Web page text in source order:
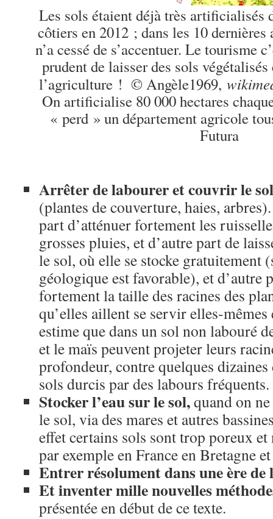
Les sols étaient déjà très artificialisés
côtiers en 2012 ; dans les 10 dernières
n’a cessé de s’accentuer. Le tourisme
prudent de laisser des sols
l’agriculture ! © Angèle1969,
On artificialise 80 000 hectares
« perd » un département agricole
Futura
Arrêter de labourer et couvrir le
(plantes de couverture, haies,
part d’atténuer fortement les
grosses pluies, et d’autre part de
le sol, où elle se stocke gratuitement
géologique est favorable), et d’autre
fortement la taille des racines des
qu’elles aillent se servir elles-
estime que dans un sol non labouré
et le maïs peuvent projeter leurs
profondeur, contre quelques dizaines
sols durcis par des labours fréquents.
Stocker l’eau sur le sol,quand on
le sol, via des mares et autres
effet certains sols sont trop poreux et
par exemple en France en Bretagne
Entrer résolument dans une ère
Et inventer mille nouvelles
présentée en début de ce texte.